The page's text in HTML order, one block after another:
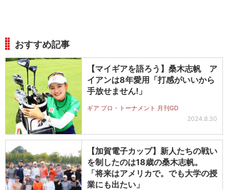
おすすめ記事
【マイギアを語ろう】桑木志帆 ア
イアンは8年愛用「打感がいいから
手放せません!」
ギア プロ・トーナメント 月刊GD
2024.8.30
【加賀電子カップ】新人たちの戦い
を制したのは18歳の桑木志帆。
「将来はアメリカで。でも大学の授
業にも出たい」